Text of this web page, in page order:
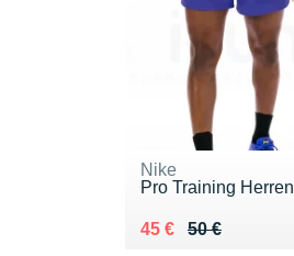
Nike
Pro Training Herren
50 €
Au lieu de 50 €
45 €
Vendu 45 €